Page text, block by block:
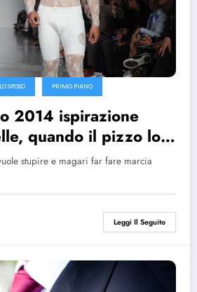
LO SPOSO PRIMO PIANO
2014 ispirazione
quando il pizzo lo
stupire e magari far fare marcia
Leggi Il Seguito